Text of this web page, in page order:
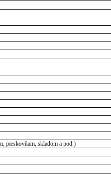
pieskovňam, skladom a pod.)